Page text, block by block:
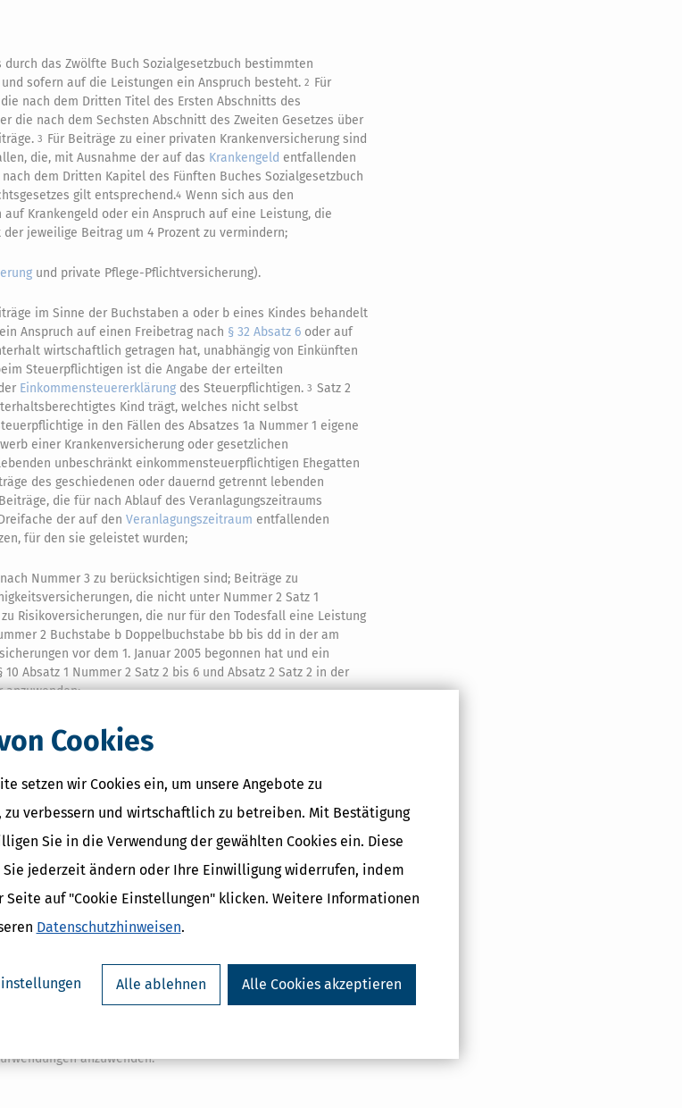
Cookies
setzen wir Cookies ein, um unsere Angebote zu
zu verbessern und wirtschaftlich zu betreiben. Mit Bestätigung
Sie in die Verwendung der gewählten Cookies ein. Diese
Sie jederzeit ändern oder Ihre Einwilligung widerrufen, indem
Seite auf "Cookie Einstellungen" klicken. Weitere Informationen
Datenschutzhinweisen.
Alle ablehnen Alle Cookies akzeptieren
das Zwölfte Buch Sozialgesetzbuch bestimmten
sofern auf die Leistungen ein Anspruch besteht.2 Für
nach dem Dritten Titel des Ersten Abschnitts des
die nach dem Sechsten Abschnitt des Zweiten Gesetzes über
3 Für Beiträge zu einer privaten Krankenversicherung sind
die, mit Ausnahme der auf das Krankengeld entfallenden
dem Dritten Kapitel des Fünften Buches Sozialgesetzbuch
gilt entsprechend.4 Wenn sich aus den
Krankengeld oder ein Anspruch auf eine Leistung, die
jeweilige Beitrag um 4 Prozent zu vermindern;
und private Pflege-Pflichtversicherung).
im Sinne der Buchstaben a oder b eines Kindes behandelt
Anspruch auf einen Freibetrag nach § 32 Absatz 6oder auf
wirtschaftlich getragen hat, unabhängig von Einkünften
Steuerpflichtigen ist die Angabe der erteilten
Einkommensteuererklärungdes Steuerpflichtigen. 3 Satz 2
Kind trägt, welches nicht selbst
in den Fällen des Absatzes 1a Nummer 1 eigene
einer Krankenversicherung oder gesetzlichen
unbeschränkt einkommensteuerpflichtigen Ehegatten
des geschiedenen oder dauernd getrennt lebenden
Beiträge, die für nach Ablauf des Veranlagungszeitraums
der auf den Veranlagungszeitraum entfallenden
für den sie geleistet wurden;
Nummer 3 zu berücksichtigen sind; Beiträge zu
die nicht unter Nummer 2 Satz 1
Risikoversicherungen, die nur für den Todesfall eine Leistung
2 Buchstabe b Doppelbuchstabe bb bis dd in der am
vor dem 1. Januar 2005 begonnen hat und ein
10 Absatz 1 Nummer 2 Satz 2 bis 6 und Absatz 2 Satz 2 in der
zur Kapitalertragsteuer oder als Zuschlag auf die nach
gezahlt wurde;
zur Betreuung eines zum Haushalt des
das 14. Lebensjahr noch nicht vollendet hat oder wegen
geistigen oder seelischen Behinderung außerstande ist, sich
die Vermittlung besonderer Fähigkeiten sowie für sportliche
nach§ 1 Absatz 1oderAbsatz 2unbeschränkt
soweit es nach den Verhältnissen im Wohnsitzstaat des
der Aufwendungen nach Satz 1 ist, dass der Steuerpflichtige
dasKontodes Erbringers der Leistung erfolgt ist;
Bei Ehegatten, die die Voraussetzungen des
anzuwenden.